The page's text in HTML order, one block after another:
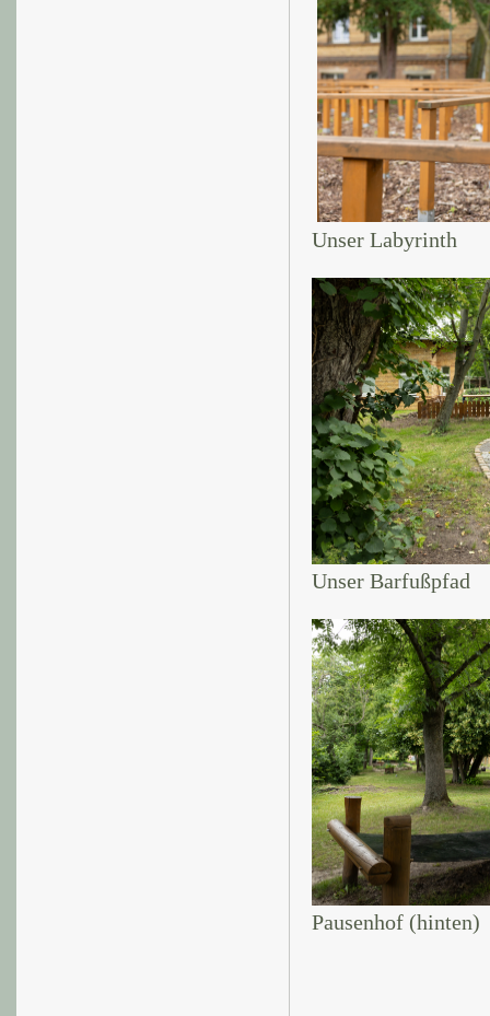
Unser Labyrinth
Unser Barfußpfad
Pausenhof (hinten)